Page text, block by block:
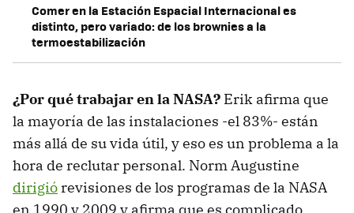
Comer en la Estación Espacial Internacional es
distinto, pero variado: de los brownies a la
termoestabilización
¿Por qué trabajar en la NASA? Erik afirma que
la mayoría de las instalaciones -el 83%- están
más allá de su vida útil, y eso es un problema a la
hora de reclutar personal. Norm Augustine
dirigió revisiones de los programas de la NASA